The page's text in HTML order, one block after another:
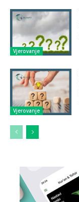
Vjerovanje
Vjerovanje